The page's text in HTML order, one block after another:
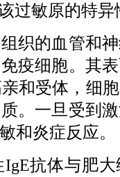
过敏原的特
的血管和神
疫细胞。其
和受体，细
。一旦受到
和炎症反应。
抗体与肥大